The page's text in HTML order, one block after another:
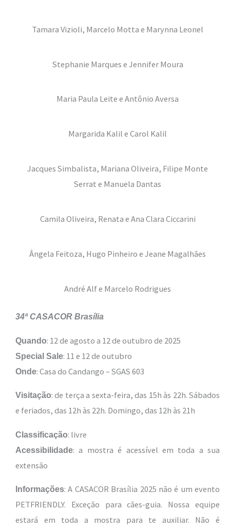
Tamara Vizioli, Marcelo Motta e Marynna Leonel
Stephanie Marques e Jennifer Moura
Maria Paula Leite e Antônio Aversa
Margarida Kalil e Carol Kalil
Jacques Simbalista, Mariana Oliveira, Filipe Monte
Serrat e Manuela Dantas
Camila Oliveira, Renata e Ana Clara Ciccarini
Ângela Feitoza, Hugo Pinheiro e Jeane Magalhães
André Alf e Marcelo Rodrigues
34ª CASACOR Brasília
Quando: 12 de agosto a 12 de outubro de 2025
Special Sale: 11 e 12 de outubro
Onde: Casa do Candango – SGAS 603
Visitação: de terça a sexta-feira, das 15h às 22h. Sábados
e feriados, das 12h às 22h. Domingo, das 12h às 21h
Classificação: livre
Acessibilidade: a mostra é acessível em toda a sua
extensão
Informações: A CASACOR Brasília 2025 não é um evento
PETFRIENDLY. Exceção para cães-guia. Nossa equipe
estará em toda a mostra para te auxiliar. Não é